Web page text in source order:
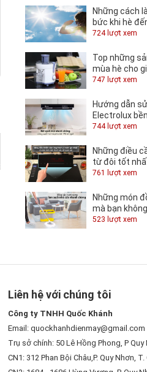
Những cách
bức khi hè
724 lượt xem
Top những
mùa hè cho
747 lượt xem
Hướng dẫn
Electrolux
744 lượt xem
Những điều
từ đôi tốt
761 lượt xem
Những món
mà bạn
Tết
523 lượt xem
Liên hệ với chúng tôi
Công ty TNHH Quốc Khánh
Email: quockhanhdienmay@gmail.com
Trụ sở chính: 50 Lê Hồng Phong, P Quy
CN1: 312 Phan Bội Châu,P. Quy Nhơn, T.